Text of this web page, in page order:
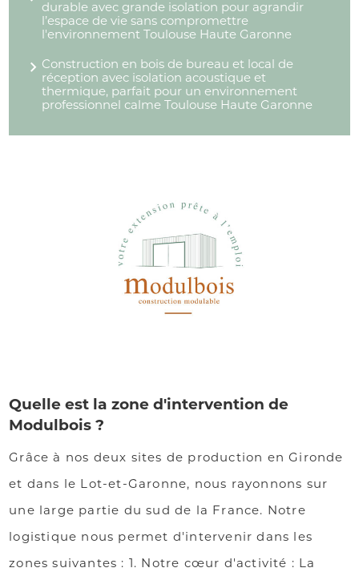
durable avec grande isolation pour agrandir
l’espace de vie sans compromettre
l'environnement Toulouse Haute Garonne
Construction en bois de bureau et local de
réception avec isolation acoustique et
thermique, parfait pour un environnement
professionnel calme Toulouse Haute Garonne
Quelle est la zone d'intervention de
Modulbois ?
Grâce à nos deux sites de production en Gironde
et dans le Lot-et-Garonne, nous rayonnons sur
une large partie du sud de la France. Notre
logistique nous permet d'intervenir dans les
zones suivantes : 1. Notre cœur d'activité : La